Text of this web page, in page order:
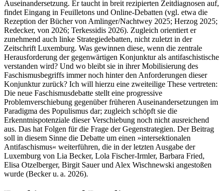
Auseinandersetzung. Er taucht in breit rezipierten Zeitdiagnosen auf,
findet Eingang in Feuilletons und Online-Debatten (vgl. etwa die
Rezeption der Bücher von Amlinger/Nachtwey 2025; Herzog 2025;
Redecker, von 2026; Terkessidis 2026). Zugleich orientiert er
zunehmend auch linke Strategiedebatten, nicht zuletzt in der
Zeitschrift Luxemburg. Was gewinnen diese, wenn die zentrale
Herausforderung der gegenwärtigen Konjunktur als antifaschistische
verstanden wird? Und wo bleibt sie in ihrer Mobilisierung des
Faschismusbegriffs immer noch hinter den Anforderungen dieser
Konjunktur zurück? Ich will hierzu eine zweiteilige These vertreten:
Die neue Faschismusdebatte stellt eine progressive
Problemverschiebung gegenüber früheren Auseinandersetzungen im
Paradigma des Populismus dar; zugleich schöpft sie die
Erkenntnispotenziale dieser Verschiebung noch nicht ausreichend
aus. Das hat Folgen für die Frage der Gegenstrategien. Der Beitrag
soll in diesem Sinne die Debatte um einen »intersektionalen
Antifaschismus« weiterführen, die in der letzten Ausgabe der
Luxemburg von Lia Becker, Lola Fischer-Irmler, Barbara Fried,
Elisa Otzelberger, Birgit Sauer und Alex Wischnewski angestoßen
wurde (Becker u. a. 2026).